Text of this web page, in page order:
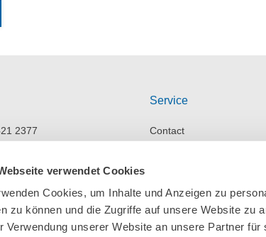
verwendet Cookies
Cookies, um Inhalte und Anzeigen zu
zu können und die Zugriffe auf unsere Website zu
Verwendung unserer Website an unsere Partner
2377
soehne.de
Service
Contact
Data protection